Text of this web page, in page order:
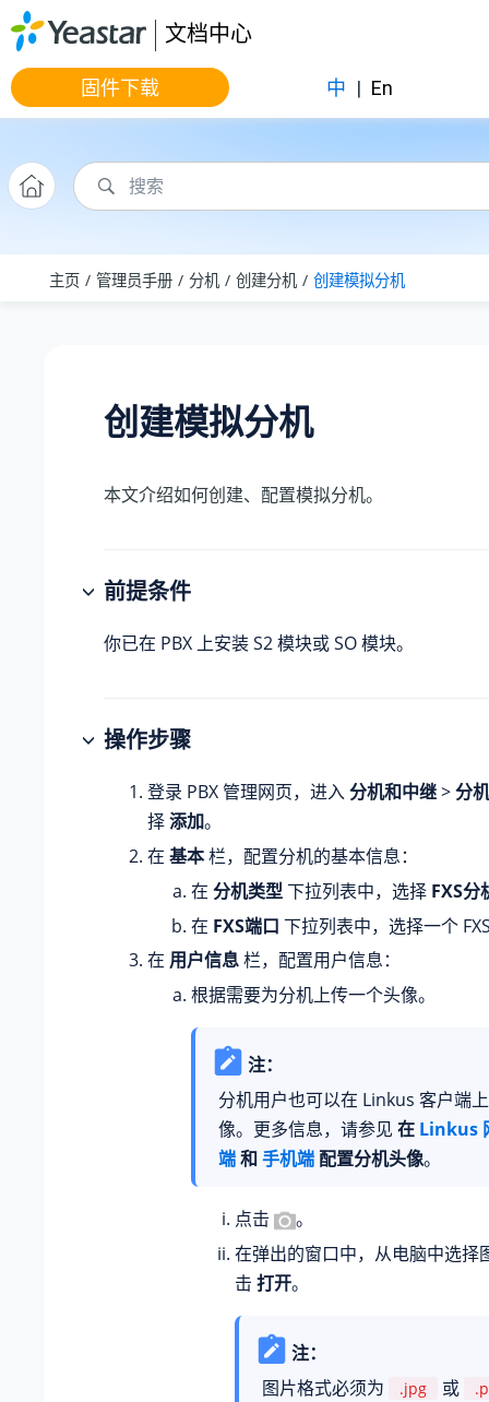
跳转到主要内容
文档中心
固件下载 中 | En
主页 管理员手册 分机 创建分机 创建模拟分机
创建模拟分机
本文介绍如何创建、配置模拟分机。
前提条件
你已在 PBX 上安装 S2 模块或 SO 模块。
操作步骤
登录 PBX 管理网页，进入分机和中继>分机
择添加。
在 基本栏，配置分机的基本信息：
在 分机类型下拉列表中，选择 FXS分
在 FXS端口 下拉列表中，选择一个
在 用户信息栏，配置用户信息：
根据需要为分机上传一个头像。
注：
分机用户也可以在 Linkus 客户端
像。更多信息，请参见 在 Linkus
端和手机端 配置分机头像。
点击
。
在弹出的窗口中，从电脑中选择
击 打开。
注：
图片格式必须为
.jpg 或